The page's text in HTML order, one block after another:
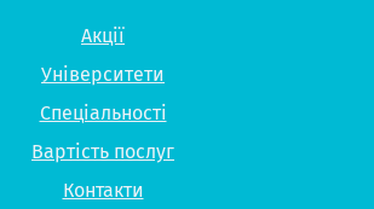
Акції
Університети
Спеціальності
Вартість послуг
Контакти